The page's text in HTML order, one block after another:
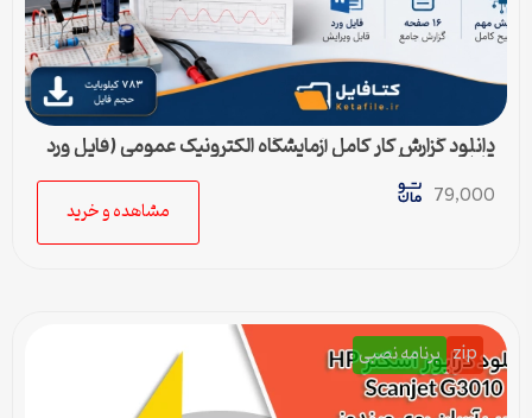
دانلود گزارش کار کامل آزمایشگاه الکترونیک عمومی (فایل ورد
قابل ویرایش)
79,000
مشاهده و خرید
zip برنامه نصبی